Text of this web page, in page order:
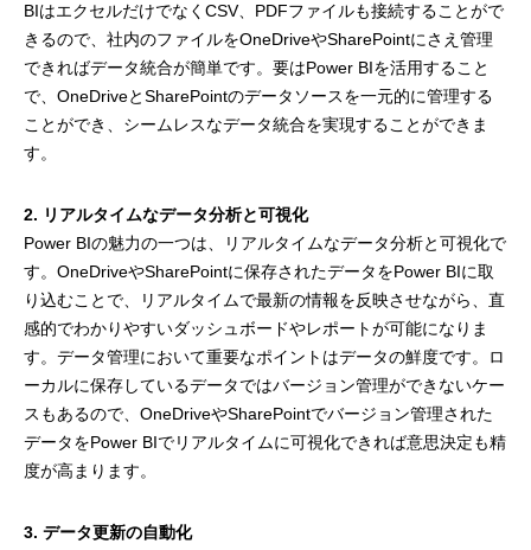
BIはエクセルだけでなくCSV、PDFファイルも接続することがで
きるので、社内のファイルをOneDriveやSharePointにさえ管理
できればデータ統合が簡単です。要はPower BIを活用すること
で、OneDriveとSharePointのデータソースを一元的に管理する
ことができ、シームレスなデータ統合を実現することができま
す。
2. リアルタイムなデータ分析と可視化
Power BIの魅力の一つは、リアルタイムなデータ分析と可視化で
す。OneDriveやSharePointに保存されたデータをPower BIに取
り込むことで、リアルタイムで最新の情報を反映させながら、直
感的でわかりやすいダッシュボードやレポートが可能になりま
す。データ管理において重要なポイントはデータの鮮度です。ロ
ーカルに保存しているデータではバージョン管理ができないケー
スもあるので、OneDriveやSharePointでバージョン管理された
データをPower BIでリアルタイムに可視化できれば意思決定も精
度が高まります。
3. データ更新の自動化